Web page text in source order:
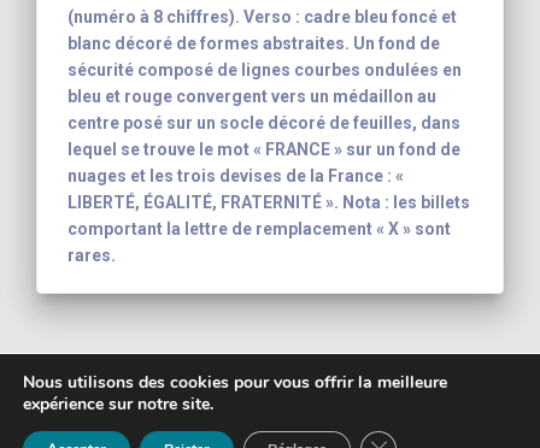
(numéro à 8 chiffres). Verso : cadre bleu foncé et
blanc décoré de formes abstraites. Un fond de
sécurité composé de lignes courbes ondulées en
bleu et rouge convergent vers un médaillon au
centre posé sur un socle décoré de feuilles, dans
lequel se trouve le mot « FRANCE » sur un fond de
nuages et les trois devises de la France : «
LIBERTÉ, ÉGALITÉ, FRATERNITÉ ». Nota : les billets
comportant la lettre de remplacement « X » sont
rares.
Copyright 2003 - 2026
banknote inventory For your collection
Mentions légales
Nous utilisons des cookies pour vous offrir la meilleure
expérience sur notre site.